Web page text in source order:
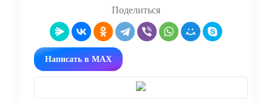
Поделиться
Написать в MAX